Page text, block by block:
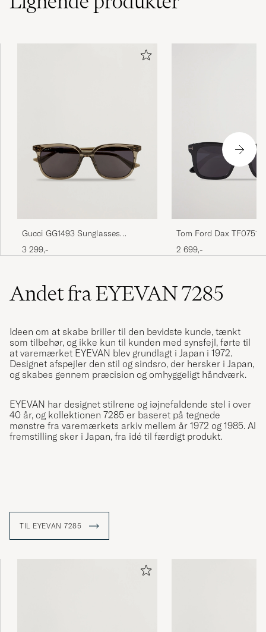
Gucci GG1493 Sunglasses
Transparent
3 299,-
Tom Ford Dax TF0751-
Sunglasses Black
2 699,-
Andet fra EYEVAN 7285
Ideen om at skabe briller til den bevidste kunde, tænkt
som tilbehør, og ikke kun til kunden med synsfejl, førte til
at varemærket EYEVAN blev grundlagt i Japan i 1972.
Designet afspejler den stil og sindsro, der hersker i Japan,
og skabes gennem præcision og omhyggeligt håndværk.
EYEVAN har designet stilrene og iøjnefaldende stel i over
40 år, og kollektionen 7285 er baseret på tegnede
mønstre fra varemærkets arkiv mellem år 1972 og 1985. Al
fremstilling sker i Japan, fra idé til færdigt produkt.
TIL EYEVAN 7285